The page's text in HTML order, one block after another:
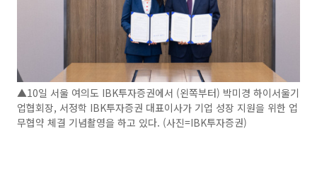
▲10일 서울 여의도 IBK투자증권에서 (왼쪽부터) 박미경 하이서울기
업협회장, 서정학 IBK투자증권 대표이사가 기업 성장 지원을 위한 업
무협약 체결 기념촬영을 하고 있다. (사진=IBK투자증권)